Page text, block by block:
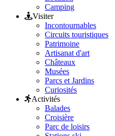
Camping
Visiter
Incontournables
Circuits touristiques
Patrimoine
Artisanat d'art
Châteaux
Musées
Parcs et Jardins
Curiosités
Activités
Balades
Croisière
Parc de loisirs